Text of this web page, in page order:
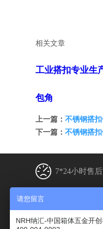
相关文章
工业搭扣专业生
包角
上一篇： 不锈钢搭
下一篇： 不锈钢搭
7*24小时售
产品分类
请您留言
NRH纳汇-中国箱体五金开